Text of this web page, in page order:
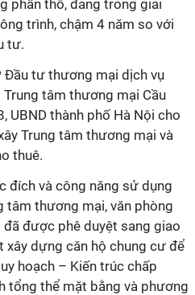
phần thô, đang trong giai
trình, chậm 4 năm so với
tư.
Đầu tư thương mại dịch vụ
Trung tâm thương mại Cầu
UBND thành phố Hà Nội cho
Trung tâm thương mại và
thuê.
đích và công năng sử dụng
tâm thương mại, văn phòng
được phê duyệt sang giao
dựng căn hộ chung cư để
hoạch – Kiến trúc chấp
tổng thể mặt bằng và phương